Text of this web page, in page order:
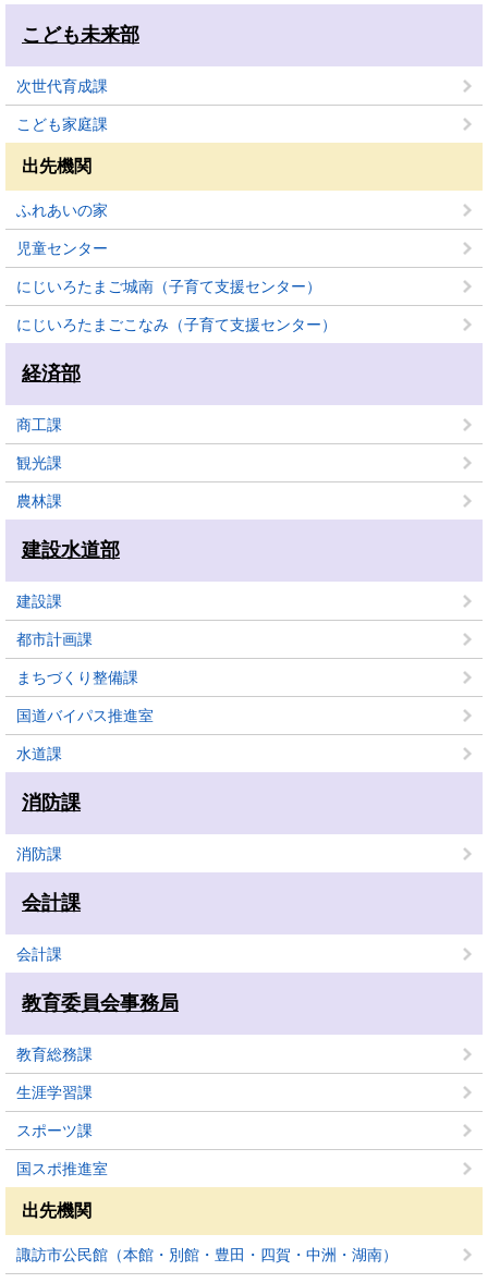
こども未来部
次世代育成課
こども家庭課
出先機関
ふれあいの家
児童センター
にじいろたまご城南（子育て支援センター）
にじいろたまごこなみ（子育て支援センター）
経済部
商工課
観光課
農林課
建設水道部
建設課
都市計画課
まちづくり整備課
国道バイパス推進室
水道課
消防課
消防課
会計課
会計課
教育委員会事務局
教育総務課
生涯学習課
スポーツ課
国スポ推進室
出先機関
諏訪市公民館（本館・別館・豊田・四賀・中洲・湖南）